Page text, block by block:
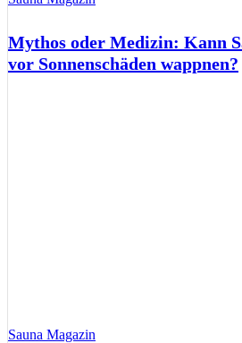
Mythos oder Medizin: Kann
vor Sonnenschäden wappnen?
Sauna Magazin